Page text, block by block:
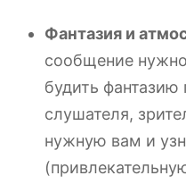
Фантазия и
сообщение
будить фантазию
слушателя,
нужную вам и